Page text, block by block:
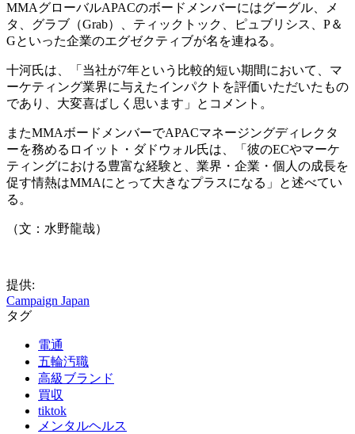
MMAグローバルAPACのボードメンバーにはグーグル、メ
タ、グラブ（Grab）、ティックトック、ピュブリシス、P＆
Gといった企業のエグゼクティブが名を連ねる。
十河氏は、「当社が7年という比較的短い期間において、マ
ーケティング業界に与えたインパクトを評価いただいたもの
であり、大変喜ばしく思います」とコメント。
またMMAボードメンバーでAPACマネージングディレクタ
ーを務めるロイット・ダドウォル氏は、「彼のECやマーケ
ティングにおける豊富な経験と、業界・企業・個人の成長を
促す情熱はMMAにとって大きなプラスになる」と述べてい
る。
（文：水野龍哉）
提供:
Campaign Japan
タグ
電通
五輪汚職
高級ブランド
買収
tiktok
メンタルヘルス